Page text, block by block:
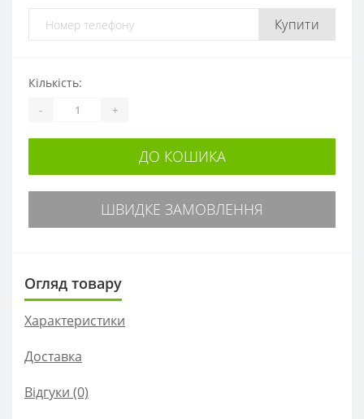
Купити
Кількість:
- +
ДО КОШИКА
ШВИДКЕ ЗАМОВЛЕННЯ
Огляд товару
Характеристики
Доставка
Відгуки (0)